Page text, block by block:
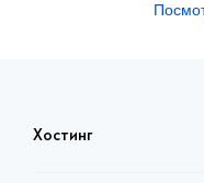
Хостинг